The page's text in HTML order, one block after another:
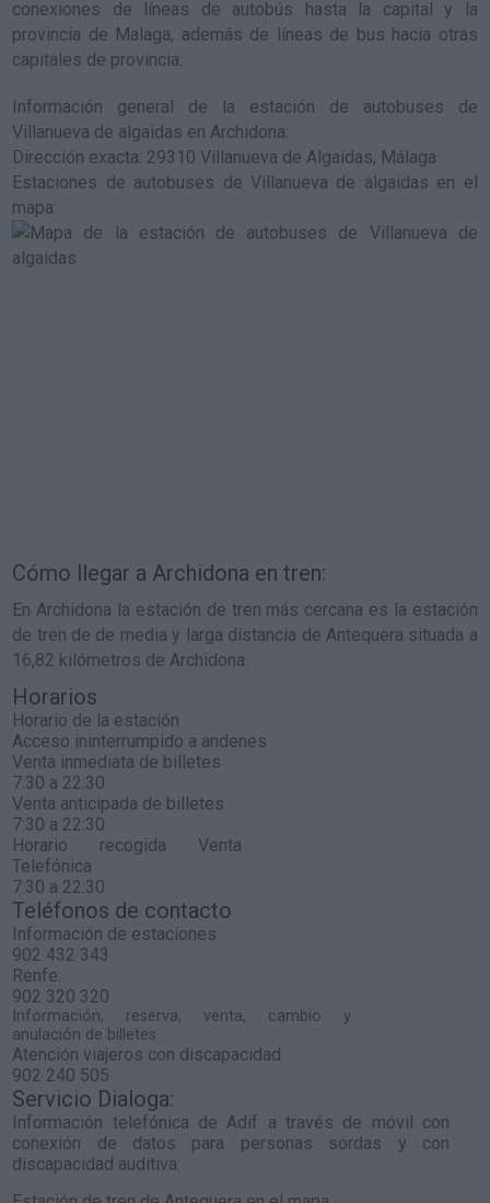
conexiones de líneas de autobús hasta la capital y la
provincia de Malaga, además de líneas de bus hacia otras
capitales de provincia.
Información general de la estación de autobuses de
Villanueva de algaidas en Archidona:
Dirección exacta: 29310 Villanueva de Algaidas, Málaga
Estaciones de autobuses de Villanueva de algaidas en el
mapa:
Cómo llegar a Archidona en tren:
En Archidona la estación de tren más cercana es la estación
de tren de de media y larga distancia de Antequera situada a
16,82 kilómetros de Archidona.
Horarios
Horario de la estación
Acceso ininterrumpido a andenes
Venta inmediata de billetes
7:30 a 22:30
Venta anticipada de billetes
7:30 a 22:30
Horario recogida Venta
Telefónica
7:30 a 22:30
Teléfonos de contacto
Información de estaciones
902 432 343
Renfe:
902 320 320
Información, reserva, venta, cambio y
anulación de billetes
Atención viajeros con discapacidad
902 240 505
Servicio Dialoga:
Información telefónica de Adif a través de móvil con
conexión de datos para personas sordas y con
discapacidad auditiva.